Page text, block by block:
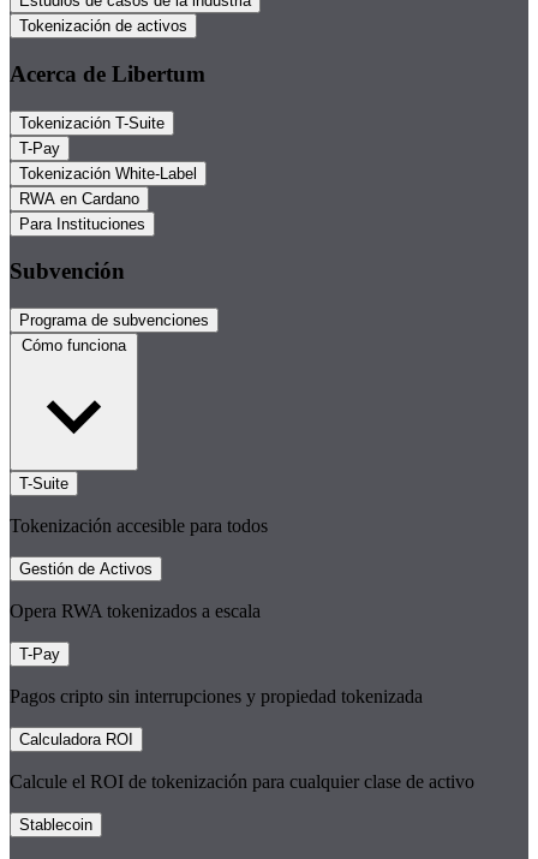
Tokenización de activos
Acerca de Libertum
Tokenización T-Suite
T-Pay
Tokenización White-Label
RWA en Cardano
Para Instituciones
Subvención
Programa de subvenciones
Cómo funciona
T-Suite
Tokenización accesible para todos
Gestión de Activos
Opera RWA tokenizados a escala
T-Pay
Pagos cripto sin interrupciones y propiedad tokenizada
Calculadora ROI
Calcule el ROI de tokenización para cualquier clase de activo
Stablecoin